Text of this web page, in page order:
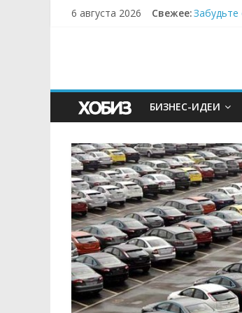
6 августа 2026 Свежее:
БИЗНЕС-ИДЕИ